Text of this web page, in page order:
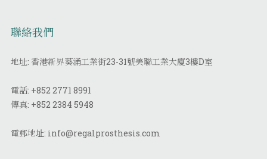
聯絡我們
地址: 香港新界葵涌工業街23-31號美聯工業大廈3樓D室
電話: +852 2771 8991
傳真: +852 2384 5948
電郵地址: info@regalprosthesis.com